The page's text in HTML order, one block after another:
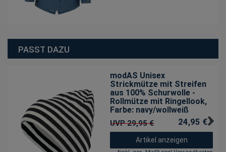
PASST DAZU
modAS Unisex
Strickmütze mit Streifen
aus 100% Schurwolle -
Rollmütze mit Ringellook,
Farbe: navy/wollweiß
UVP 29,95 € 24,95 € *
Artikel anzeigen